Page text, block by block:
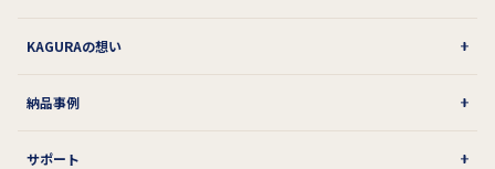
KAGURAの想い
納品事例
サポート